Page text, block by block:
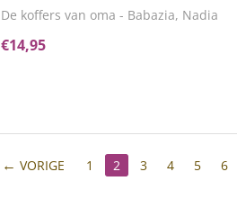
De koffers van oma - Babazia, Nadia
€14,95
VORIGE 1 2 3 4 5 6